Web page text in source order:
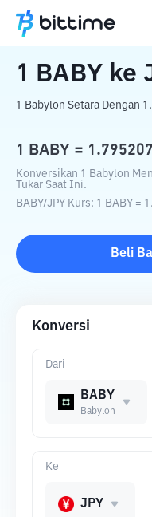
Beranda Konverter
1 BABY ke
1 Babylon Setara Dengan
1 BABY =
Konversikan 1 Babylon
Tukar Saat Ini.
BABY/JPY Kurs: 1 BABY =
Beli
Konversi
Dari
BABY
Babylon
Ke
JPY